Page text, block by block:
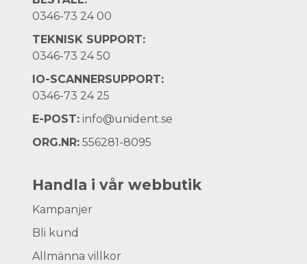
0346-73 24 00
TEKNISK SUPPORT:
0346-73 24 50
IO-SCANNERSUPPORT:
0346-73 24 25
E-POST: info@unident.se
ORG.NR: 556281-8095
Handla i vår webbutik
Kampanjer
Bli kund
Allmänna villkor